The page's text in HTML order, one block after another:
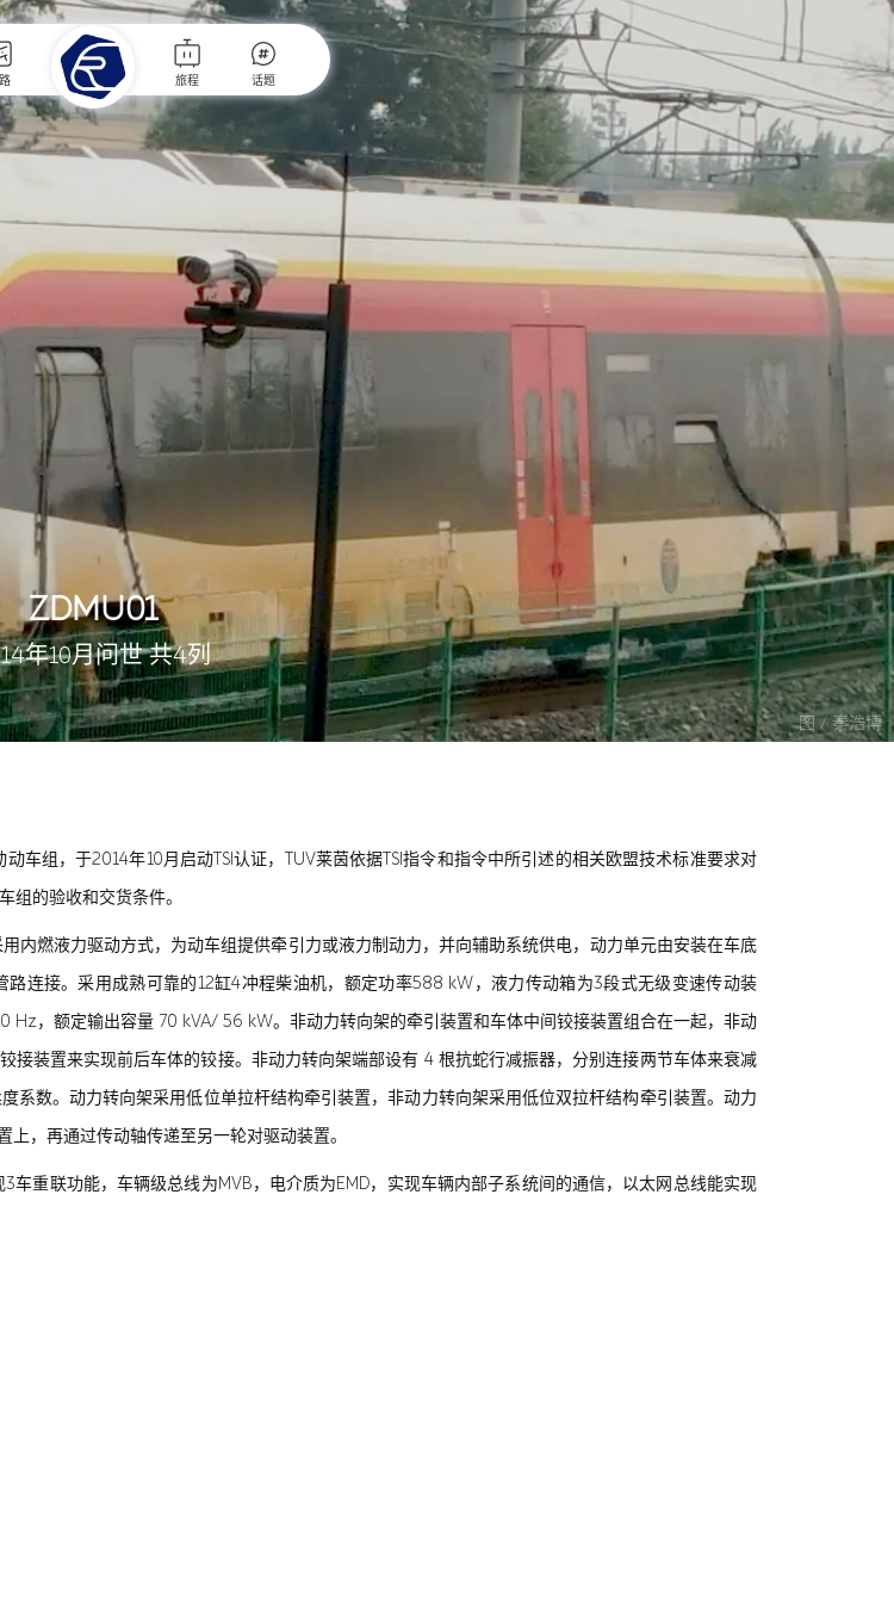
旅程 话题
图 / 秦浩博
ZDMU01
年10月问世 共4列
组，于2014年10月启动TSI认证，TUV莱茵依据TSI指令和指令中所引述的相关欧盟技术标准要求对
组的验收和交货条件。
内燃液力驱动方式，为动车组提供牵引力或液力制动力，并向辅助系统供电，动力单元由安装在车底
连接。采用成熟可靠的12缸4冲程柴油机，额定功率588 kW，液力传动箱为3段式无级变速传动装
，额定输出容量 70 kVA/ 56 kW。非动力转向架的牵引装置和车体中间铰接装置组合在一起，非动
装置来实现前后车体的铰接。非动力转向架端部设有 4 根抗蛇行减振器，分别连接两节车体来衰减
系数。动力转向架采用低位单拉杆结构牵引装置，非动力转向架采用低位双拉杆结构牵引装置。动力
，再通过传动轴传递至另一轮对驱动装置。
车重联功能，车辆级总线为MVB，电介质为EMD，实现车辆内部子系统间的通信，以太网总线能实现